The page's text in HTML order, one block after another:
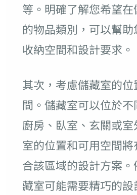
等。明確了解您希望
的物品類別，可以幫
收納空間和設計要求。
其次，考慮儲藏室的
間。儲藏室可以位於
廚房、臥室、玄關或
室的位置和可用空間
合該區域的設計方案
藏室可能需要精巧的